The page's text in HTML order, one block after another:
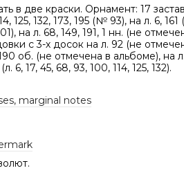
в две краски. Орнамент: 17
125, 132, 173, 195 (№ 93), на л. 6,
на л. 68, 149, 191, 1 нн. (не
с 3-х досок на л. 92 (не
об. (не отмечена в альбоме), на
6, 17, 45, 68, 93, 100, 114, 125, 132).
marginal notes